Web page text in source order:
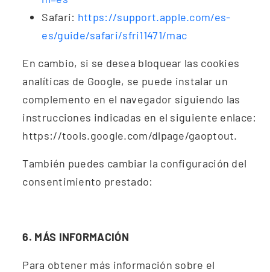
Safari: https://support.apple.com/es-
es/guide/safari/sfri11471/mac
En cambio, si se desea bloquear las cookies
analíticas de Google, se puede instalar un
complemento en el navegador siguiendo las
instrucciones indicadas en el siguiente enlace:
https://tools.google.com/dlpage/gaoptout.
También puedes cambiar la configuración del
consentimiento prestado:
6. MÁS INFORMACIÓN
Para obtener más información sobre el